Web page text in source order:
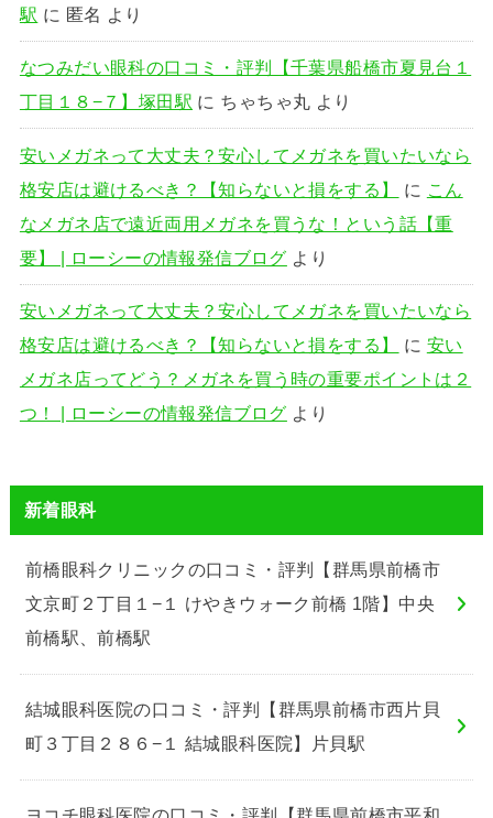
駅 に 匿名 より
なつみだい眼科の口コミ・評判【千葉県船橋市夏見台１
丁目１８−７】塚田駅 に ちゃちゃ丸 より
安いメガネって大丈夫？安心してメガネを買いたいなら
格安店は避けるべき？【知らないと損をする】
に こん
なメガネ店で遠近両用メガネを買うな！という話【重
要】 | ローシーの情報発信ブログ より
安いメガネって大丈夫？安心してメガネを買いたいなら
格安店は避けるべき？【知らないと損をする】
に 安い
メガネ店ってどう？メガネを買う時の重要ポイントは２
つ！ | ローシーの情報発信ブログ より
新着眼科
前橋眼科クリニックの口コミ・評判【群馬県前橋市
文京町２丁目１−１ けやきウォーク前橋 1階】中央
前橋駅、前橋駅
結城眼科医院の口コミ・評判【群馬県前橋市西片貝
町３丁目２８６−１ 結城眼科医院】片貝駅